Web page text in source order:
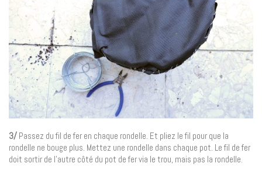
3/ Passez du fil de fer en chaque rondelle. Et pliez le fil pour que la
rondelle ne bouge plus. Mettez une rondelle dans chaque pot. Le fil de fer
doit sortir de l’autre côté du pot de fer via le trou, mais pas la rondelle.